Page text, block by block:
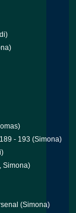
- 193 (Simona)
Simona)
(Simona)